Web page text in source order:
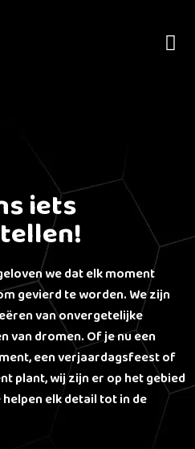
iets
we dat elk moment
gevierd te worden. We zijn
van onvergetelijke
van dromen. Of je nu een
een verjaardagsfeest of
plant, wij zijn er op het gebied
elk detail tot in de